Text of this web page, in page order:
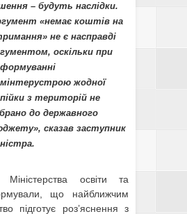
– будуть наслідки.
«немає коштів на
не є насправді
оскільки при
жодної
з територій не
до державного
сказав заступник
Міністерства освіти та
що найближчим
підготує роз’яснення з